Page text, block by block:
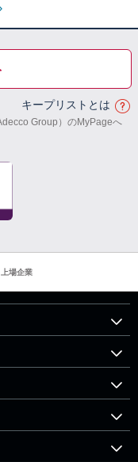
キープリストとは
Group）のMyPageへ
上場企業